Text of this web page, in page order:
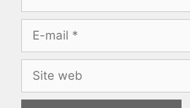
Site
web